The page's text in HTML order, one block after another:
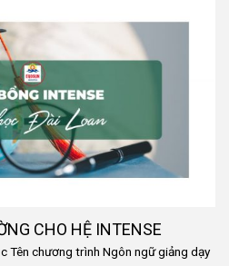
CHO HỆ INTENSE
Tên chương trình Ngôn ngữ giảng dạy